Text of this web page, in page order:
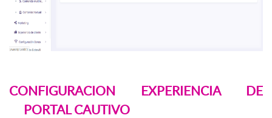
CONFIGURACION EXPERIENCIA DE
PORTAL CAUTIVO